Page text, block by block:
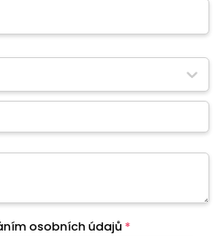
osobních údajů *